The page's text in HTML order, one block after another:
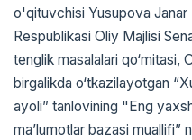
o'qituvchisi Yusupova Janar
Respublikasi Oliy Majlisi
tenglik masalalari qo‘mitasi,
birgalikda o‘tkazilayotgan
ayoli” tanlovining "Eng
ma’lumotlar bazasi